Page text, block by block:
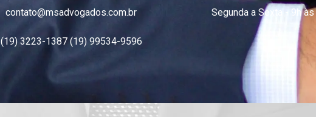
contato@msadvogados.com.br
(19) 3223-1387 (19) 99534-9596
Segunda a Sexta - 9h